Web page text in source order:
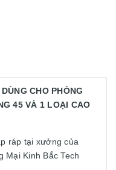
CHO PHÒNG
45 VÀ 1 LOẠI CAO
ráp tại xưởng của
Mại Kinh Bắc Tech